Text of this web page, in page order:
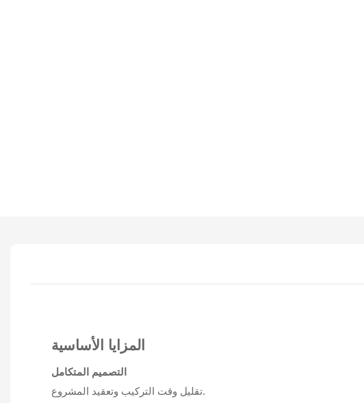
المزايا الأساسية
التصميم المتكامل
تقليل وقت التركيب وتعقيد المشروع.